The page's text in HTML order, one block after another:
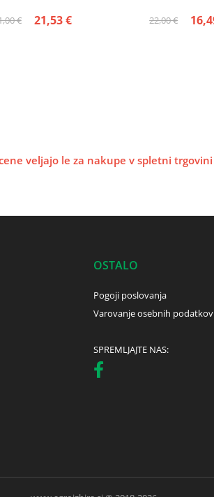
€ 22,00 €
21,53 €
veljajo le za nakupe v spletni
OSTALO
Pogoji poslovanja
Varovanje osebnih podatkov
SPREMLJAJTE NAS: